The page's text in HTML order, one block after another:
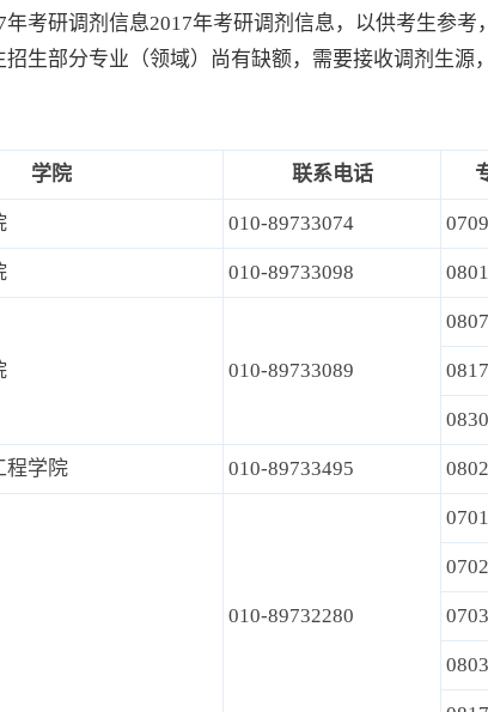
考研调剂信息2017年考研调剂信息，以供考生参考
部分专业（领域）尚有缺额，需要接收调剂生源
学院 联系电话
010-89733074
010-89733098
010-89733089
程学院 010-89733495
010-89732280